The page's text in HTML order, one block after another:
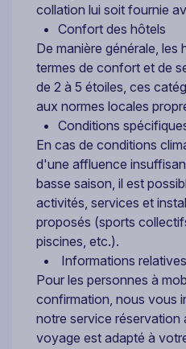
collation lui soit fournie
Confort des hôtels
De manière générale, les
termes de confort et de
de 2 à 5 étoiles, ces
aux normes locales
Conditions
En cas de conditions
d'une affluence
basse saison, il est
activités, services et
proposés (sports
piscines, etc.).
Informations
Pour les personnes à
confirmation, nous vous
notre service réservation
voyage est adapté à